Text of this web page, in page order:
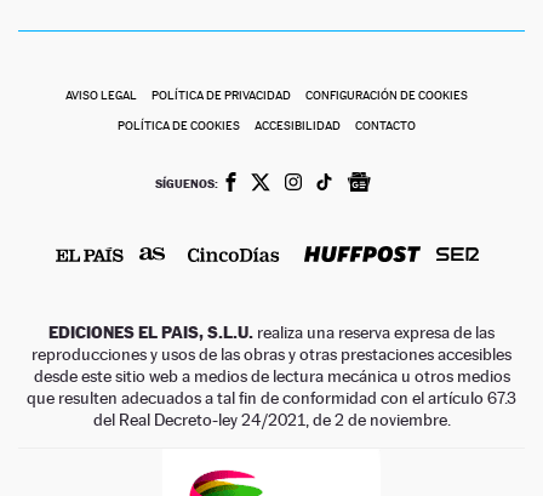
AVISO LEGAL POLÍTICA DE PRIVACIDAD CONFIGURACIÓN DE COOKIES
POLÍTICA DE COOKIES ACCESIBILIDAD CONTACTO
SÍGUENOS:
EDICIONES EL PAIS, S.L.U. realiza una reserva expresa de las
reproducciones y usos de las obras y otras prestaciones accesibles
desde este sitio web a medios de lectura mecánica u otros medios
que resulten adecuados a tal fin de conformidad con el artículo 67.3
del Real Decreto-ley 24/2021, de 2 de noviembre.